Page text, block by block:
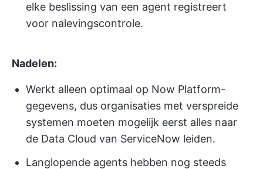
elke beslissing van een agent registreert
voor nalevingscontrole.
Nadelen:
Werkt alleen optimaal op Now Platform-
gegevens, dus organisaties met verspreide
systemen moeten mogelijk eerst alles naar
de Data Cloud van ServiceNow leiden.
Langlopende agents hebben nog steeds